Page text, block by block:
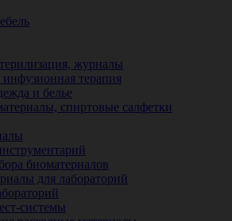
журналы
терапия
и белье
спиртовые салфетки
биоматериалов
для лабораторий
системы